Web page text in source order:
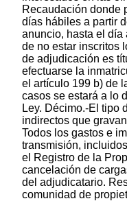
Recaudación donde
días hábiles a partir
anuncio, hasta el día
de no estar inscritos
de adjudicación es
efectuarse la
el artículo 199 b) de
casos se estará a lo
Ley. Décimo.-El tipo
indirectos que
Todos los gastos e
transmisión,
el Registro de la
cancelación de
del adjudicatario.
comunidad de